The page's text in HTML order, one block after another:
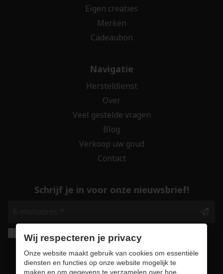
Eigen creaties
Merken
Cadeaubon
Navigatie
Hersteldienst
Over
Veel gestelde vragen
Blog
Verkoop uw goud
Contact
Schrijf je in voor onze nieuwsbrief!
Ik geef de toestemming om mijn gegevens te
bewaren en verwerken zoals aangegeven in
onzeprivacy statement. *
Wij respecteren je privacy
Onze website maakt gebruik van cookies om essentiële
diensten en functies op onze website mogelijk te
maken en om gegevens te verzamelen over hoe